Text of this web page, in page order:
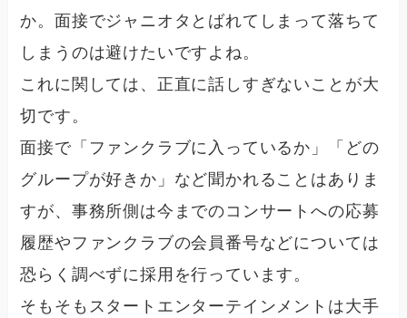
か。面接でジャニオタとばれてしまって落ちて
しまうのは避けたいですよね。
これに関しては、正直に話しすぎないことが大
切です。
面接で「ファンクラブに入っているか」「どの
グループが好きか」など聞かれることはありま
すが、 事務所側は今までのコンサートへの応募
履歴やファンクラブの会員番号などについては
恐らく調べずに採用を行っています。
そもそもスタートエンターテインメントは大手